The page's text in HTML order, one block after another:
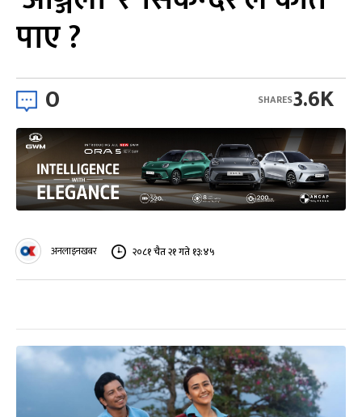
पाए ?
0 3.6K
SHARES
अनलाइनखबर २०८१ चैत २१ गते १३:४५